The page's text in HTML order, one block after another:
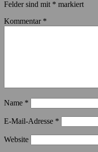
Felder sind mit * markiert
Kommentar *
Name *
E-Mail-Adresse *
Website